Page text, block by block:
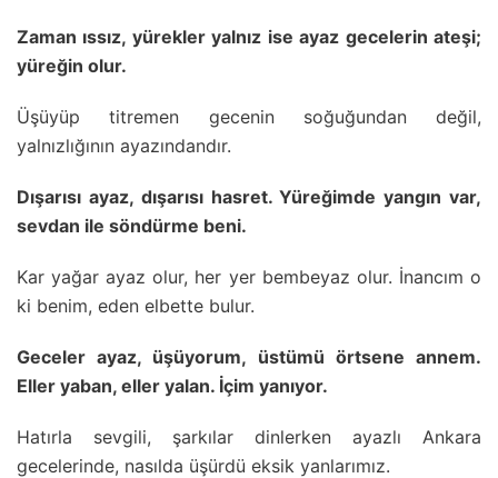
Zaman ıssız, yürekler yalnız ise ayaz gecelerin ateşi;
yüreğin olur.
Üşüyüp titremen gecenin soğuğundan değil,
yalnızlığının ayazındandır.
Dışarısı ayaz, dışarısı hasret. Yüreğimde yangın var,
sevdan ile söndürme beni.
Kar yağar ayaz olur, her yer bembeyaz olur. İnancım o
ki benim, eden elbette bulur.
Geceler ayaz, üşüyorum, üstümü örtsene annem.
Eller yaban, eller yalan. İçim yanıyor.
Hatırla sevgili, şarkılar dinlerken ayazlı Ankara
gecelerinde, nasılda üşürdü eksik yanlarımız.